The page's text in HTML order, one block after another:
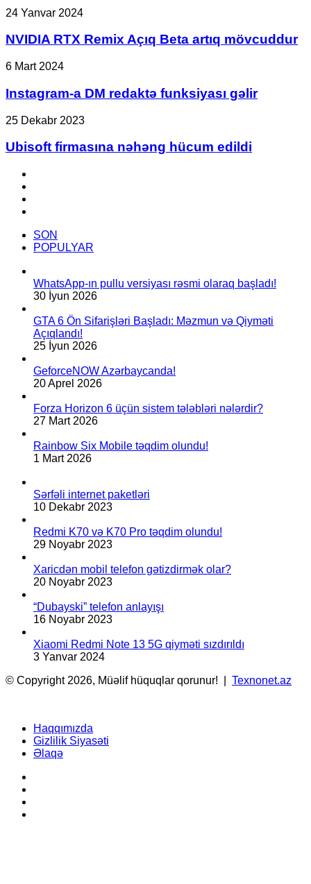
Yotei”
çıxaırdı!
NVIDIA
Remix
Beta
mövcuddur
24 Yanvar 2024
NVIDIA RTX Remix Açıq Beta artıq mövcuddur
Instagram-
DM
redaktə
funksiyası
gəlir
6 Mart 2024
Instagram-a DM redaktə funksiyası gəlir
Ubisoft
nəhəng
25 Dekabr 2023
Ubisoft firmasına nəhəng hücum edildi
SON
POPULYAR
WhatsApp-ın pullu versiyası rəsmi olaraq başladı!
30 İyun 2026
GTA 6 Ön Sifarişləri Başladı: Məzmun və Qiyməti
Açıqlandı!
25 İyun 2026
GeforceNOW Azərbaycanda!
20 Aprel 2026
Forza Horizon 6 üçün sistem tələbləri nələrdir?
27 Mart 2026
Rainbow Six Mobile təqdim olundu!
1 Mart 2026
Sərfəli internet paketləri
10 Dekabr 2023
Redmi K70 və K70 Pro təqdim olundu!
29 Noyabr 2023
Xaricdən mobil telefon gətizdirmək olar?
20 Noyabr 2023
“Dubayski” telefon anlayışı
16 Noyabr 2023
Xiaomi Redmi Note 13 5G qiyməti sızdırıldı
3 Yanvar 2024
© Copyright 2026, Müəlif hüquqlar qorunur! | Texnonet.az
Haqqımızda
Gizlilik Siyasəti
Əlaqə